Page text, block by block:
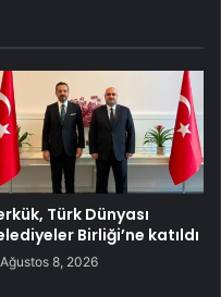
Türk Dünyası
Birliği’ne katıldı
Ağustos 8, 2026